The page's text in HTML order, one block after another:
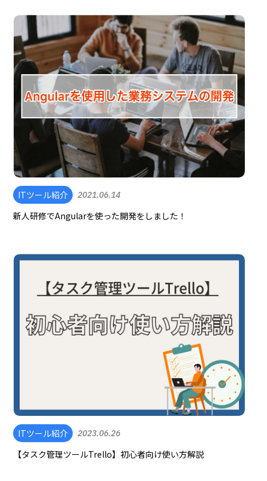
ITツール紹介 2021.06.14
新人研修でAngularを使った開発をしました！
ITツール紹介 2023.06.26
【タスク管理ツールTrello】初心者向け使い方解説